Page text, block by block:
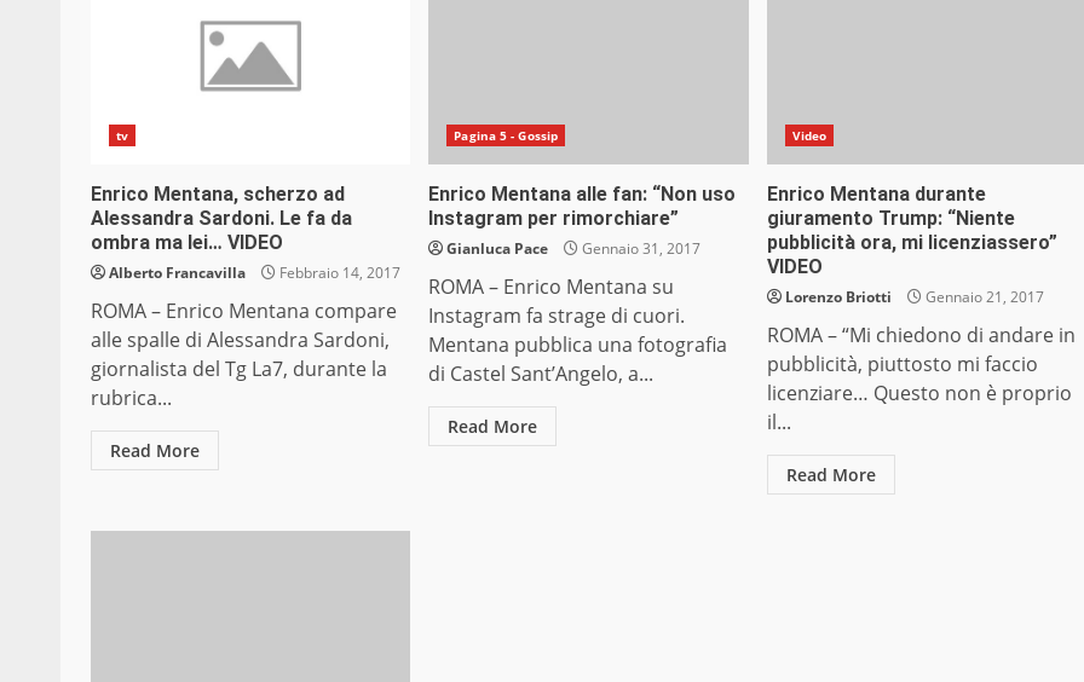
tv
Enrico Mentana, scherzo ad
Alessandra Sardoni. Le fa da
ombra ma lei… VIDEO
Alberto Francavilla Febbraio 14, 2017
ROMA – Enrico Mentana compare
alle spalle di Alessandra Sardoni,
giornalista del Tg La7, durante la
rubrica...
Read More
Pagina 5 - Gossip
Enrico Mentana alle fan: “Non uso
Instagram per rimorchiare”
Gianluca Pace Gennaio 31, 2017
ROMA – Enrico Mentana su
Instagram fa strage di cuori.
Mentana pubblica una fotografia
di Castel Sant’Angelo, a...
Read More
Video
Enrico Mentana durante
giuramento Trump: “Niente
pubblicità ora, mi licenziassero”
VIDEO
Lorenzo Briotti Gennaio 21, 2017
ROMA – “Mi chiedono di andare in
pubblicità, piuttosto mi faccio
licenziare… Questo non è proprio
il...
Read More